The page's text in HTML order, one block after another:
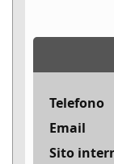
Telefono
Email
Sito